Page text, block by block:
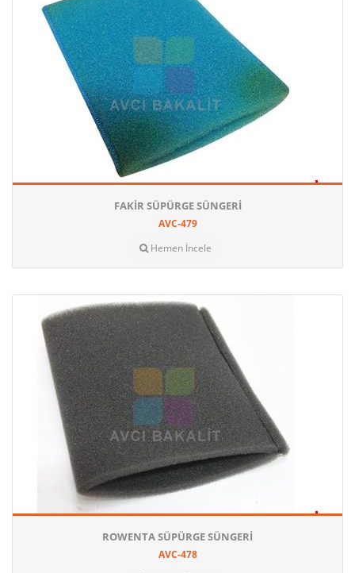
FAKIR SÜPÜRGE SÜNGERI
AVC-479
Hemen İncele
ROWENTA SÜPÜRGE SÜNGERI
AVC-478